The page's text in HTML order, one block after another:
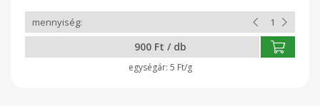
900 Ft / db
5 Ft/g